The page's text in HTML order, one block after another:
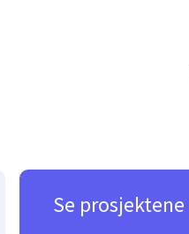
Se prosjektene